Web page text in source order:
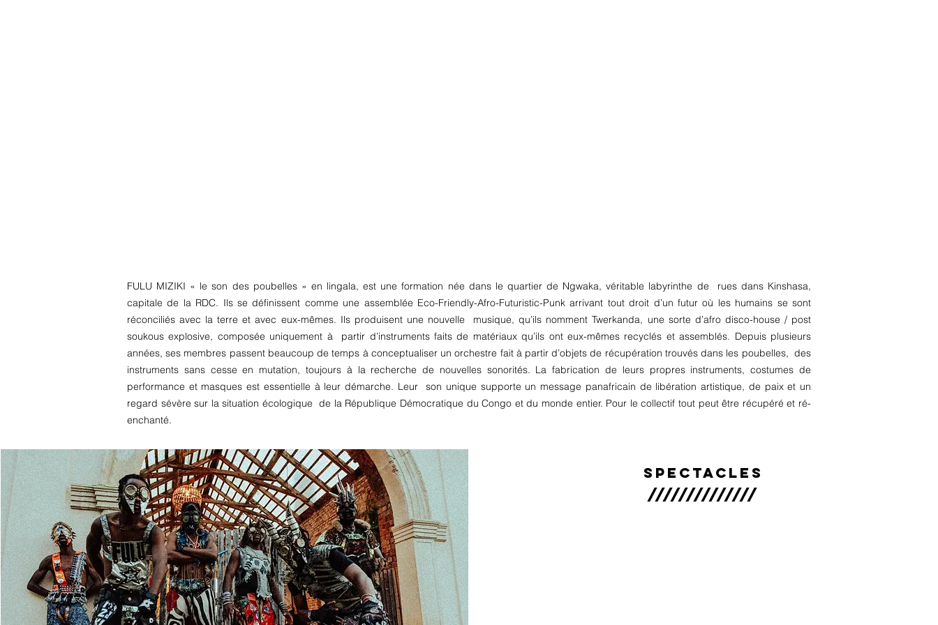
FULU MIZIKI « le son des poubelles » en lingala, est une formation née dans le quartier de Ngwaka, véritable labyrinthe de rues dans Kinshasa,
capitale de la RDC. Ils se définissent comme une assemblée Eco-Friendly-Afro-Futuristic-Punk arrivant tout droit d’un futur où les humains se sont
réconciliés avec la terre et avec eux-mêmes. Ils produisent une nouvelle musique, qu’ils nomment Twerkanda, une sorte d’afro disco-house / post
soukous explosive, composée uniquement à partir d’instruments faits de matériaux qu’ils ont eux-mêmes recyclés et assemblés. Depuis plusieurs
années, ses membres passent beaucoup de temps à conceptualiser un orchestre fait à partir d’objets de récupération trouvés dans les poubelles, des
instruments sans cesse en mutation, toujours à la recherche de nouvelles sonorités. La fabrication de leurs propres instruments, costumes de
performance et masques est essentielle à leur démarche. Leur son unique supporte un message panafricain de libération artistique, de paix et un
regard sévère sur la situation écologique de la République Démocratique du Congo et du monde entier. Pour le collectif tout peut être récupéré et ré-
enchanté.
Spectacles
//////////////